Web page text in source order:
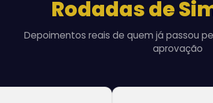
Rodadas de
Depoimentos reais de quem já passou
aprovação